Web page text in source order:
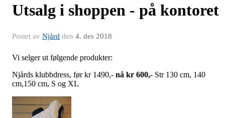
Utsalg i shoppen - på kontoret
Postet av Njård den 4. des 2018
Vi selger ut følgende produkter:
Njårds klubbdress, før kr 1490,- nå kr 600,- Str 130 cm, 140
cm,150 cm, S og XL